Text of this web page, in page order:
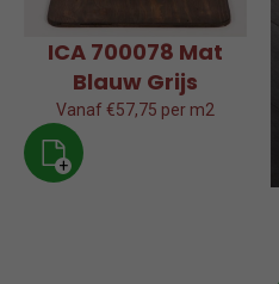
ICA 700078 Mat
Blauw Grijs
Vanaf €57,75 per m2
+